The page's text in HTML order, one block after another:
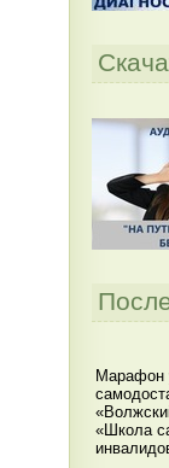
Марафон
«Школа